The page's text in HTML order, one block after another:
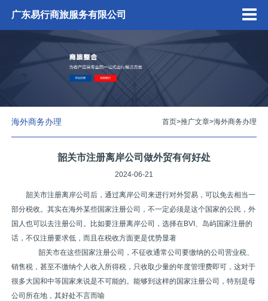
广东易行商旅服务有限公司
海外商务办理 首页>推广文章>海外商务办理
韶关市注册离岸公司做外贸有何好处
2024-06-21
韶关市注册离岸公司后，通过离岸公司来进行对外贸易，可以免去相当一
部分税收。其实在海外某些国家注册公司，不一定必须是这个国家的公民，外
国人也可以去注册公司。比如要注册离岸公司，选择在BVI、岛屿国家注册的
话，不仅注册要求低，而且在税收方面更是优势显著
韶关市在这些国家注册公司，不征收通常公司要缴纳的公司营业税、
销售税，甚至不缴纳个人收入所得税，只收取少量的年度管理费即可，这对于
很多大国和中等国家来说是不可能的。能够到这样的国家注册公司，特别是母
公司所在地，其好处不言而喻